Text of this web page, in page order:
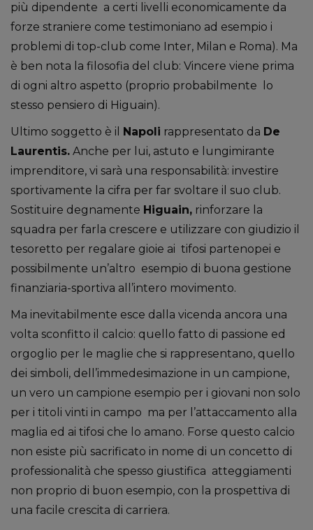
più dipendente a certi livelli economicamente da
forze straniere come testimoniano ad esempio i
problemi di top-club come Inter, Milan e Roma). Ma
è ben nota la filosofia del club: Vincere viene prima
di ogni altro aspetto (proprio probabilmente lo
stesso pensiero di Higuain).
Ultimo soggetto è il Napoli rappresentato da De
Laurentis. Anche per lui, astuto e lungimirante
imprenditore, vi sarà una responsabilità: investire
sportivamente la cifra per far svoltare il suo club.
Sostituire degnamente Higuain, rinforzare la
squadra per farla crescere e utilizzare con giudizio il
tesoretto per regalare gioie ai tifosi partenopei e
possibilmente un’altro esempio di buona gestione
finanziaria-sportiva all’intero movimento.
Ma inevitabilmente esce dalla vicenda ancora una
volta sconfitto il calcio: quello fatto di passione ed
orgoglio per le maglie che si rappresentano, quello
dei simboli, dell’immedesimazione in un campione,
un vero un campione esempio per i giovani non solo
per i titoli vinti in campo ma per l’attaccamento alla
maglia ed ai tifosi che lo amano. Forse questo calcio
non esiste più sacrificato in nome di un concetto di
professionalità che spesso giustifica atteggiamenti
non proprio di buon esempio, con la prospettiva di
una facile crescita di carriera.